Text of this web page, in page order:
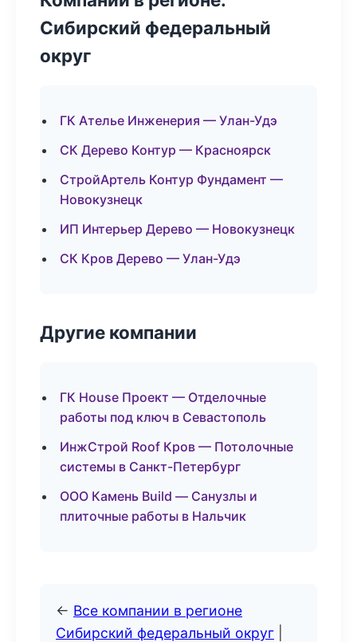
Сибирский федеральный
округ
ГК Ателье Инженерия — Улан-Удэ
СК Дерево Контур — Красноярск
СтройАртель Контур Фундамент —
Новокузнецк
ИП Интерьер Дерево — Новокузнецк
СК Кров Дерево — Улан-Удэ
Другие компании
ГК House Проект — Отделочные
работы под ключ в Севастополь
ИнжСтрой Roof Кров — Потолочные
системы в Санкт-Петербург
ООО Камень Build — Санузлы и
плиточные работы в Нальчик
← Все компании в регионе
Сибирский федеральный округ